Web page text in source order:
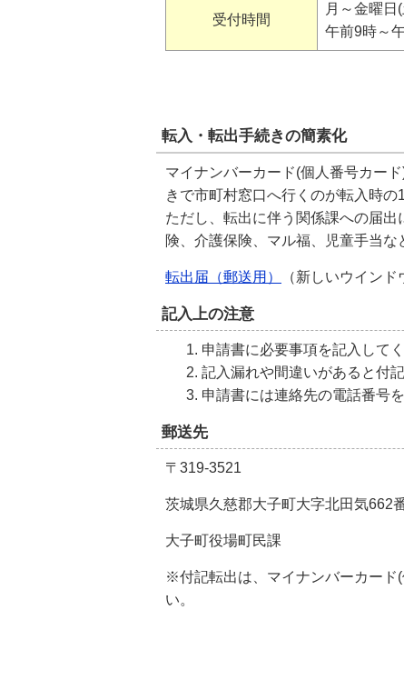
受付時間
月～金曜日
午前9時～
転入・転出手続きの簡素化
マイナンバーカード(個人番号カー
きで市町村窓口へ行くのが転入時の
ただし、転出に伴う関係課への届
険、介護保険、マル福、児童手当な
転出届（郵送用） （新しいウインド
記入上の注意
申請書に必要事項を記入してく
記入漏れや間違いがあると付
申請書には連絡先の電話番号
郵送先
〒319-3521
茨城県久慈郡大子町大字北田気662
大子町役場町民課
※付記転出は、マイナンバーカード
い。